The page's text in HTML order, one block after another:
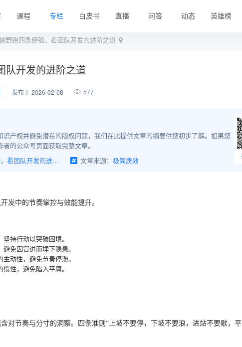
课程 专栏 白皮书 直播 问答 动态 英雄榜
野跑四条经验，看团队开发的进阶之道
队开发的进阶之道
发布于 2026-02-08 577
产权并避免潜在的版权问题，我们在此提供文章的摘要供您初步了解。如果您
的公众号页面获取完整文章。
从越野跑四条经验，看团队开发的进阶之道 文章来源： 极简质效
发中的节奏掌控与效能提升。
持行动以突破困境。
免因冒进而埋下隐患。
动性，避免节奏停滞。
性，避免陷入平庸。
对节奏与分寸的洞察。四条准则“上坡不要停，下坡不要浪，进站不要歇，